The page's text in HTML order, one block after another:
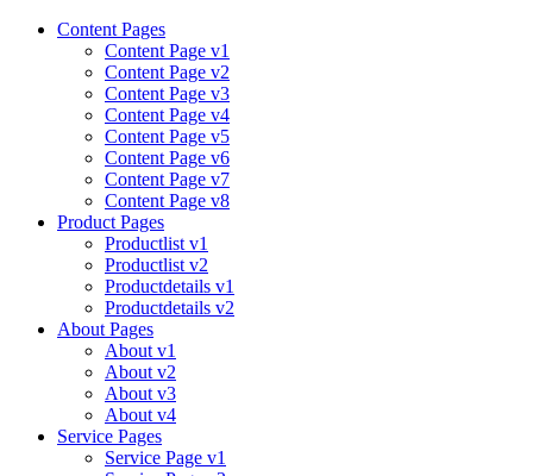
Content Pages
Content Page v1
Content Page v2
Content Page v3
Content Page v4
Content Page v5
Content Page v6
Content Page v7
Content Page v8
Product Pages
Productlist v1
Productlist v2
Productdetails v1
Productdetails v2
About Pages
About v1
About v2
About v3
About v4
Service Pages
Service Page v1